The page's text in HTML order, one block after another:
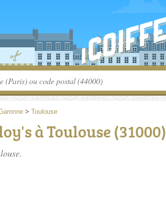
> Toulouse
à Toulouse (31000)